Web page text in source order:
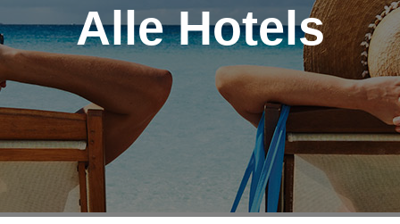
Alle Hotels